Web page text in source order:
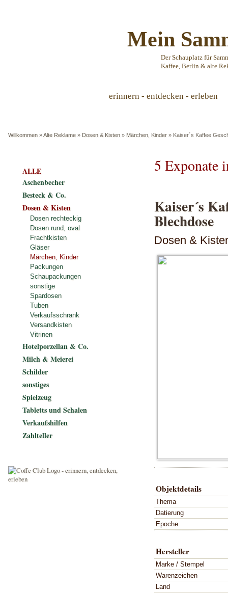
Mein
Der Schauplatz für
Kaffee, Berlin & alte
erinnern - entdecken - erleben
Willkommen »Alte Reklame » Dosen & Kisten » Märchen, Kinder » Kaiser´s Kaffee
5 Exponate
Kaiser´s
Blechdose
Dosen &
Objektdetails
Thema
Datierung
Epoche
Hersteller
Marke / Stempel
Warenzeichen
Land
ALLE
Aschenbecher
Besteck & Co.
Dosen & Kisten
Dosen rechteckig
Dosen rund, oval
Frachtkisten
Gläser
Märchen, Kinder
Packungen
Schaupackungen
sonstige
Spardosen
Tuben
Verkaufsschrank
Versandkisten
Vitrinen
Hotelporzellan & Co.
Milch & Meierei
Schilder
sonstiges
Spielzeug
Tabletts und Schalen
Verkaufshilfen
Zahlteller